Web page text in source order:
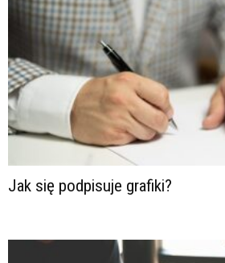
Jak się podpisuje grafiki?